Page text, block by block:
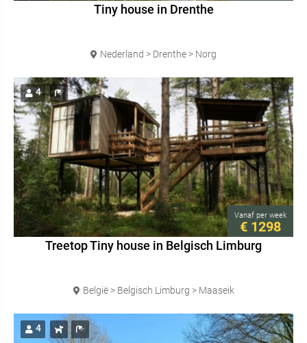
Tiny house in Drenthe
Nederland > Drenthe > Norg
4
Vanaf per week
€ 1298
Treetop Tiny house in Belgisch Limburg
België > Belgisch Limburg > Maaseik
4